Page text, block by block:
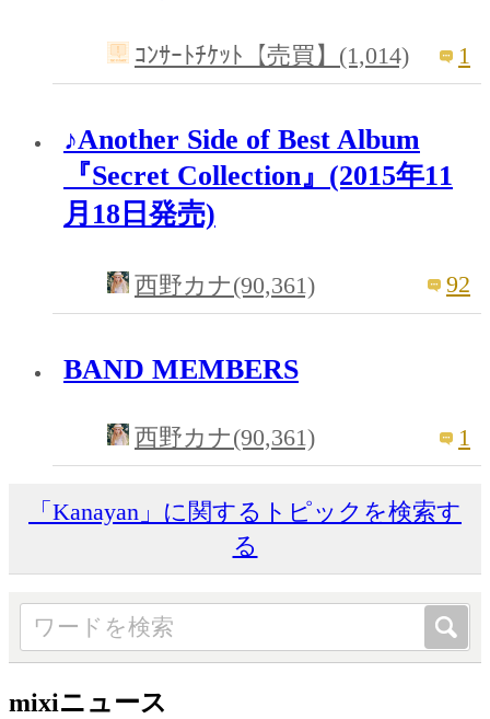
ｺﾝｻｰﾄﾁｹｯﾄ【売買】(1,014) 1
♪Another Side of Best Album
『Secret Collection』(2015年11
月18日発売)
西野カナ(90,361) 92
BAND MEMBERS
西野カナ(90,361) 1
「Kanayan」に関するトピックを検索す
る
mixiニュース